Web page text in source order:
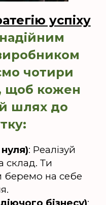
успіху
надійним
чотири
щоб кожен
шлях до
: Реалізуй
склад. Ти
беремо на себе